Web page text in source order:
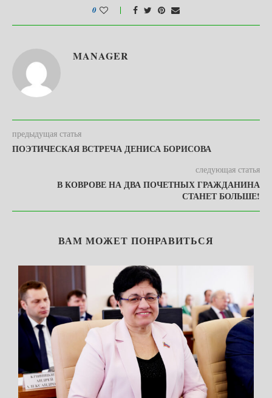
0
MANAGER
предыдущая статья
ПОЭТИЧЕСКАЯ ВСТРЕЧА ДЕНИСА БОРИСОВА
следующая статья
В КОВРОВЕ НА ДВА ПОЧЕТНЫХ ГРАЖДАНИНА
СТАНЕТ БОЛЬШЕ!
ВАМ МОЖЕТ ПОНРАВИТЬСЯ